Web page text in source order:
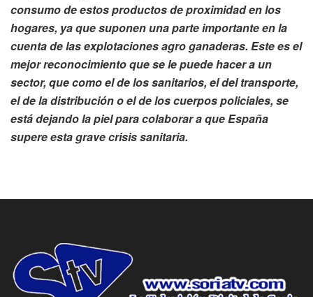
consumo de estos productos de proximidad en los
hogares, ya que suponen una parte importante en la
cuenta de las explotaciones agro ganaderas. Este es el
mejor reconocimiento que se le puede hacer a un
sector, que como el de los sanitarios, el del transporte,
el de la distribución o el de los cuerpos policiales, se
está dejando la piel para colaborar a que España
supere esta grave crisis sanitaria.